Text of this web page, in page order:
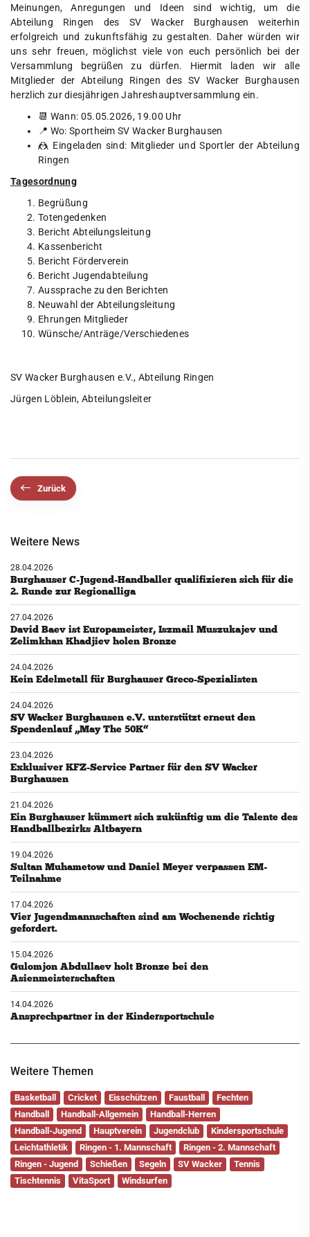
Meinungen, Anregungen und Ideen sind wichtig, um die
Abteilung Ringen des SV Wacker Burghausen weiterhin
erfolgreich und zukunftsfähig zu gestalten. Daher würden wir
uns sehr freuen, möglichst viele von euch persönlich bei der
Versammlung begrüßen zu dürfen. Hiermit laden wir alle
Mitglieder der Abteilung Ringen des SV Wacker Burghausen
herzlich zur diesjährigen Jahreshauptversammlung ein.
📆 Wann: 05.05.2026, 19.00 Uhr
📍 Wo: Sportheim SV Wacker Burghausen
🤼 Eingeladen sind: Mitglieder und Sportler der Abteilung
Ringen
Tagesordnung
Begrüßung
Totengedenken
Bericht Abteilungsleitung
Kassenbericht
Bericht Förderverein
Bericht Jugendabteilung
Aussprache zu den Berichten
Neuwahl der Abteilungsleitung
Ehrungen Mitglieder
Wünsche/Anträge/Verschiedenes
SV Wacker Burghausen e.V., Abteilung Ringen
Jürgen Löblein, Abteilungsleiter
Zurück
Weitere News
28.04.2026
Burghauser C-Jugend-Handballer qualifizieren sich für die
2. Runde zur Regionalliga
27.04.2026
David Baev ist Europameister, Iszmail Muszukajev und
Zelimkhan Khadjiev holen Bronze
24.04.2026
Kein Edelmetall für Burghauser Greco-Spezialisten
24.04.2026
SV Wacker Burghausen e.V. unterstützt erneut den
Spendenlauf „May The 50K“
23.04.2026
Exklusiver KFZ-Service Partner für den SV Wacker
Burghausen
21.04.2026
Ein Burghauser kümmert sich zukünftig um die Talente des
Handballbezirks Altbayern
19.04.2026
Sultan Muhametow und Daniel Meyer verpassen EM-
Teilnahme
17.04.2026
Vier Jugendmannschaften sind am Wochenende richtig
gefordert.
15.04.2026
Gulomjon Abdullaev holt Bronze bei den
Asienmeisterschaften
14.04.2026
Ansprechpartner in der Kindersportschule
Weitere Themen
Basketball Cricket Eisschützen Faustball
Fechten
Handball
Handball-Allgemein
Handball-Herren
Handball-Jugend
Hauptverein Jugendclub
Kindersportschule
Leichtathletik
Ringen - 1. Mannschaft
Ringen - 2. Mannschaft
Ringen - Jugend
Schießen Segeln SV Wacker
Tennis
Tischtennis
VitaSport Windsurfen